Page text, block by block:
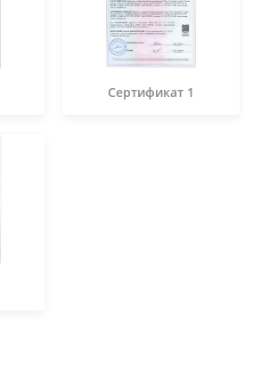
Сертификат 1